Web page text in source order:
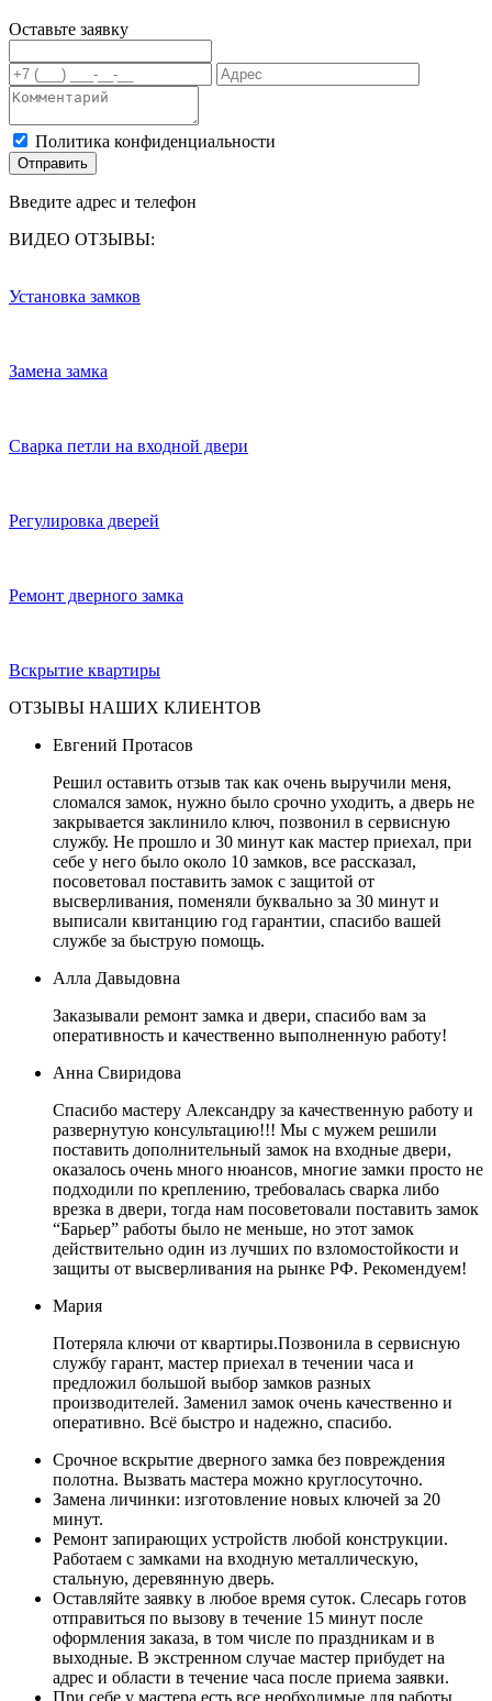
Оставьте заявку
Политика конфиденциальности
Отправить
Введите адрес и телефон
ВИДЕО ОТЗЫВЫ:
Установка замков
Замена замка
Сварка петли на входной двери
Регулировка дверей
Ремонт дверного замка
Вскрытие квартиры
ОТЗЫВЫ НАШИХ КЛИЕНТОВ
Евгений Протасов
Решил оставить отзыв так как очень выручили меня,
сломался замок, нужно было срочно уходить, а дверь не
закрывается заклинило ключ, позвонил в сервисную
службу. Не прошло и 30 минут как мастер приехал, при
себе у него было около 10 замков, все рассказал,
посоветовал поставить замок с защитой от
высверливания, поменяли буквально за 30 минут и
выписали квитанцию год гарантии, спасибо вашей
службе за быструю помощь.
Алла Давыдовна
Заказывали ремонт замка и двери, спасибо вам за
оперативность и качественно выполненную работу!
Анна Свиридова
Спасибо мастеру Александру за качественную работу и
развернутую консультацию!!! Мы с мужем решили
поставить дополнительный замок на входные двери,
оказалось очень много нюансов, многие замки просто не
подходили по креплению, требовалась сварка либо
врезка в двери, тогда нам посоветовали поставить замок
“Барьер” работы было не меньше, но этот замок
действительно один из лучших по взломостойкости и
защиты от высверливания на рынке РФ. Рекомендуем!
Мария
Потеряла ключи от квартиры.Позвонила в сервисную
службу гарант, мастер приехал в течении часа и
предложил большой выбор замков разных
производителей. Заменил замок очень качественно и
оперативно. Всё быстро и надежно, спасибо.
Срочное вскрытие дверного замка без повреждения
полотна. Вызвать мастера можно круглосуточно.
Замена личинки: изготовление новых ключей за 20
минут.
Ремонт запирающих устройств любой конструкции.
Работаем с замками на входную металлическую,
стальную, деревянную дверь.
Оставляйте заявку в любое время суток. Слесарь готов
отправиться по вызову в течение 15 минут после
оформления заказа, в том числе по праздникам и в
выходные. В экстренном случае мастер прибудет на
адрес и области в течение часа после приема заявки.
При себе у мастера есть все необходимые для работы